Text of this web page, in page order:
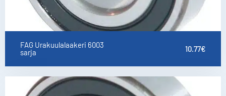
FAG Urakuulalaakeri 6003
sarja
10.77€